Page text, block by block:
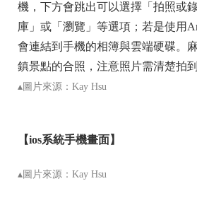
機，下方會跳出可以選擇「拍照或
庫」或「瀏覽」等選項；若是使用
會連結到手機的相簿與雲端硬碟。
鎮景點的合照，注意照片需清楚拍
▴圖片來源：Kay Hsu
【ios系統手機畫面】
▴圖片來源：Kay Hsu